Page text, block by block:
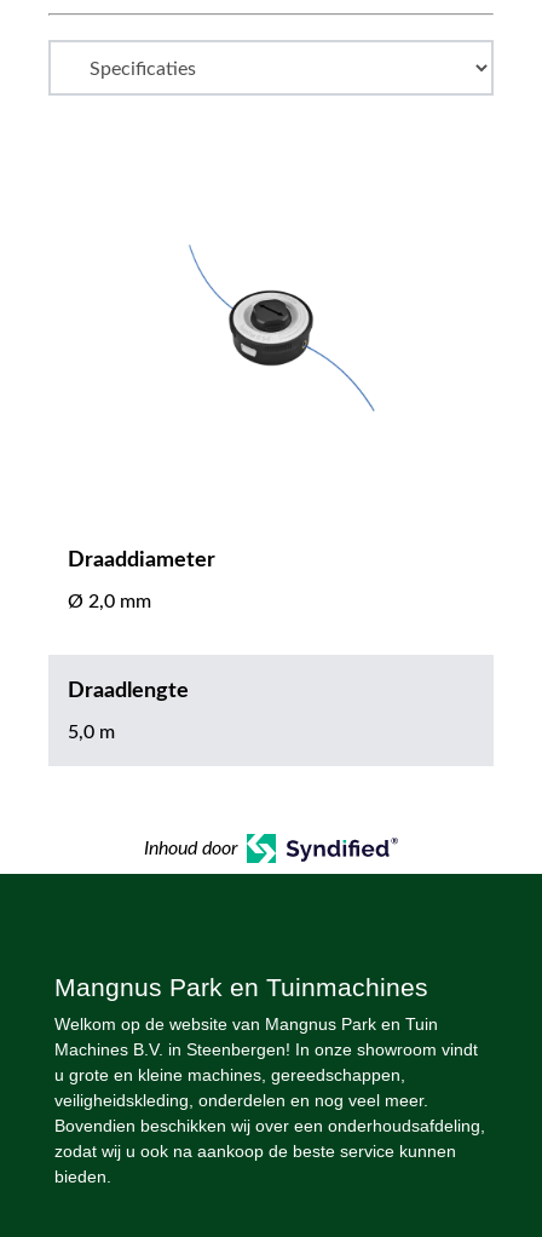
Draaddiameter
Ø 2,0 mm
Draadlengte
5,0 m
Inhoud door
Mangnus Park en Tuinmachines
Welkom op de website van Mangnus Park en Tuin
Machines B.V. in Steenbergen! In onze showroom vindt
u grote en kleine machines, gereedschappen,
veiligheidskleding, onderdelen en nog veel meer.
Bovendien beschikken wij over een onderhoudsafdeling,
zodat wij u ook na aankoop de beste service kunnen
bieden.